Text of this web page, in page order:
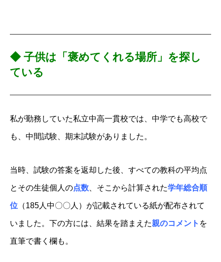
◆ 子供は「褒めてくれる場所」を探し
ている
私が勤務していた私立中高一貫校では、中学でも高校で
も、中間試験、期末試験がありました。
当時、試験の答案を返却した後、すべての教科の平均点
とその生徒個人の点数、そこから計算された学年総合順
位 （185人中〇〇人）が記載されている紙が配布されて
いました。下の方には、結果を踏まえた親のコメント を
直筆で書く欄も。